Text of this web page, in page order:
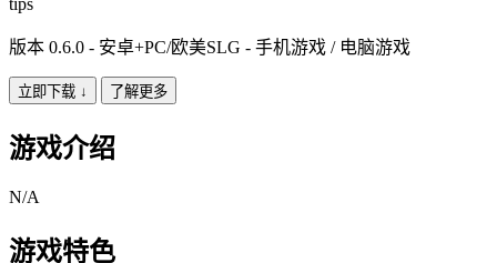
版本 0.6.0 - 安卓+PC/欧美SLG - 手机游戏 / 电脑游戏
立即下载 ↓ 了解更多
游戏介绍
N/A
游戏特色